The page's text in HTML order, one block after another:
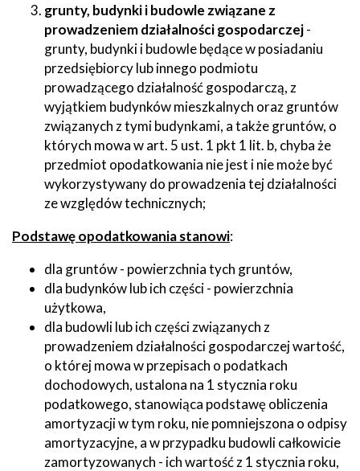
grunty, budynki i budowle związane z
prowadzeniem działalności gospodarczej-
grunty, budynki i budowle będące w posiadaniu
przedsiębiorcy lub innego podmiotu
prowadzącego działalność gospodarczą, z
wyjątkiem budynków mieszkalnych oraz gruntów
związanych z tymi budynkami, a także gruntów, o
których mowa w art. 5 ust. 1 pkt 1 lit. b, chyba że
przedmiot opodatkowania nie jest i nie może być
wykorzystywany do prowadzenia tej działalności
ze względów technicznych;
Podstawę opodatkowania stanowi:
dla gruntów - powierzchnia tych gruntów,
dla budynków lub ich części - powierzchnia
użytkowa,
dla budowli lub ich części związanych z
prowadzeniem działalności gospodarczej wartość,
o której mowa w przepisach o podatkach
dochodowych, ustalona na 1 stycznia roku
podatkowego, stanowiąca podstawę obliczenia
amortyzacji w tym roku, nie pomniejszona o odpisy
amortyzacyjne, a w przypadku budowli całkowicie
zamortyzowanych - ich wartość z 1 stycznia roku,